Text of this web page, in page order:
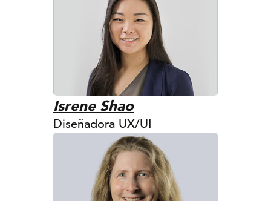
Isrene Shao
Diseñadora UX/UI